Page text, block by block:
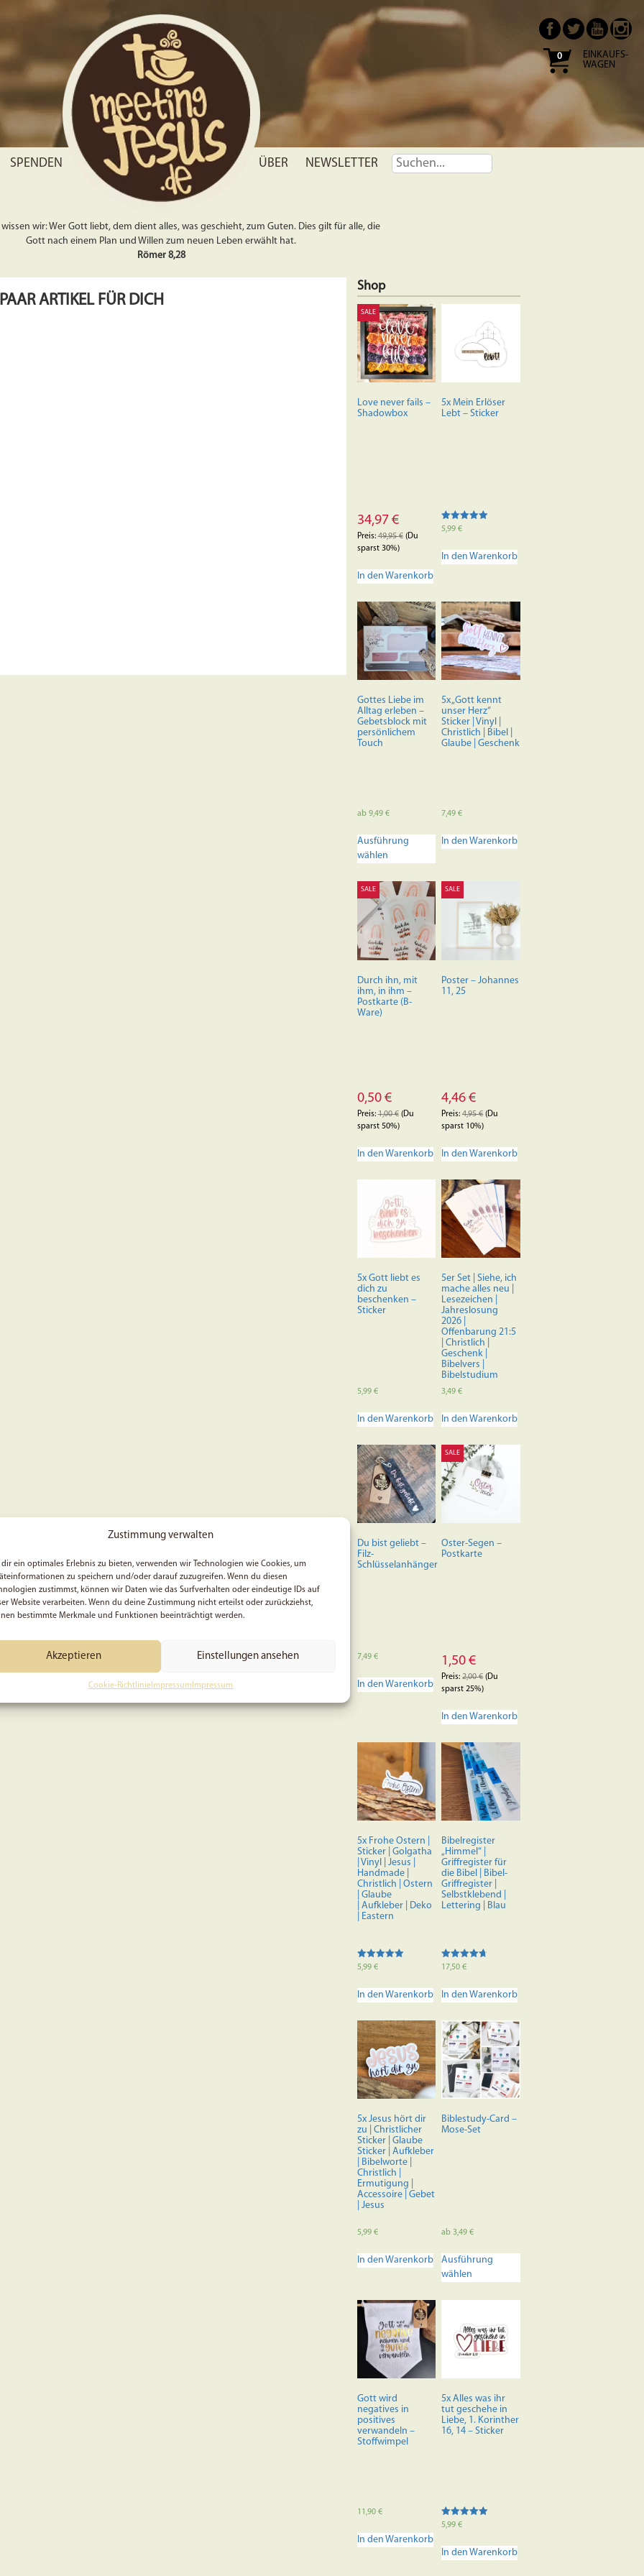
Zustimmung verwalten
dir ein optimales Erlebnis zu bieten, verwenden wir Technologien wie Cookies, um
zu speichern und/oder darauf zuzugreifen. Wenn du diesen
zustimmst, können wir Daten wie das Surfverhalten oder eindeutige IDs auf
Website verarbeiten. Wenn du deine Zustimmung nicht erteilst oder zurückziehst,
bestimmte Merkmale und Funktionen beeinträchtigt werden.
Akzeptieren Einstellungen ansehen
Cookie-Richtlinie Impressum Impressum
0
EINKAUFS-
WAGEN
SPENDEN ÜBER NEWSLETTER
wir: Wer Gott liebt, dem dient alles, was geschieht, zum Guten. Dies gilt für alle, die
Gott nach einem Plan und Willen zum neuen Leben erwählt hat.
Römer 8,28
ARTIKEL FÜR DICH
Shop
SALE
Love never fails –
Shadowbox
34,97 €
Preis:49,95€(Du
sparst 30%)
In den Warenkorb
5x Mein Erlöser
Lebt – Sticker
Bewertet mit
5,99€
In den Warenkorb
Gottes Liebe im
Alltag erleben –
Gebetsblock mit
persönlichem
Touch
ab 9,49 €
Ausführung
wählen
Produkt
Varianten
Optionen
können
auf
der
Produktseite
5x „Gott kennt
unser Herz“
Sticker | Vinyl |
Christlich | Bibel |
Glaube | Geschenk
7,49€
In den Warenkorb
SALE
Durch ihn, mit
ihm, in ihm –
Postkarte (B-
Ware)
0,50 €
Preis:1,00€(Du
sparst 50%)
In den Warenkorb
SALE
Poster – Johannes
11, 25
4,46€
Preis:4,95€(Du
sparst 10%)
In den Warenkorb
5x Gott liebt es
dich zu
beschenken –
Sticker
5,99 €
In den Warenkorb
5er Set | Siehe, ich
mache alles neu |
Lesezeichen |
Jahreslosung
2026 |
Offenbarung 21:5
| Christlich |
Geschenk |
Bibelvers |
Bibelstudium
3,49€
In den Warenkorb
Du bist geliebt –
Filz-
Schlüsselanhänger
7,49 €
In den Warenkorb
SALE
Oster-Segen –
Postkarte
1,50€
Preis:2,00€(Du
sparst 25%)
In den Warenkorb
5x Frohe Ostern |
Sticker | Golgatha
| Vinyl | Jesus |
Handmade |
Christlich | Ostern
| Glaube
| Aufkleber | Deko
| Eastern
Bewertet mit
5,99 €
In den Warenkorb
Bibelregister
„Himmel“ |
Griffregister für
die Bibel | Bibel-
Griffregister |
Selbstklebend |
Lettering | Blau
Bewertet
von 5
17,50€
In den Warenkorb
5x Jesus hört dir
zu | Christlicher
Sticker | Glaube
Sticker | Aufkleber
| Bibelworte |
Christlich |
Ermutigung |
Accessoire | Gebet
| Jesus
5,99 €
In den Warenkorb
Biblestudy-Card –
Mose-Set
ab3,49€
Ausführung
wählen
auf
Gott wird
negatives in
positives
verwandeln –
Stoffwimpel
11,90 €
In den Warenkorb
5x Alles was ihr
tut geschehe in
Liebe, 1. Korinther
16, 14 – Sticker
Bewertet mit
5,99€
In den Warenkorb